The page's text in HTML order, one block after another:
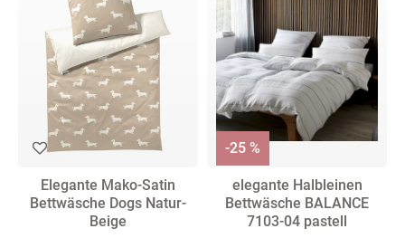
Elegante Mako-Satin
Bettwäsche Dogs Natur-
Beige
elegante Halbleinen
Bettwäsche BALANCE
7103-04 pastell
-25 %